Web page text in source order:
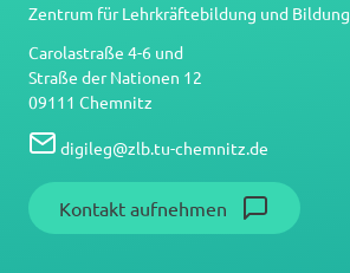
Zentrum für Lehrkräftebildung und
Carolastraße 4-6 und
Straße der Nationen 12
09111 Chemnitz
digileg@zlb.tu-chemnitz.de
Kontakt aufnehmen